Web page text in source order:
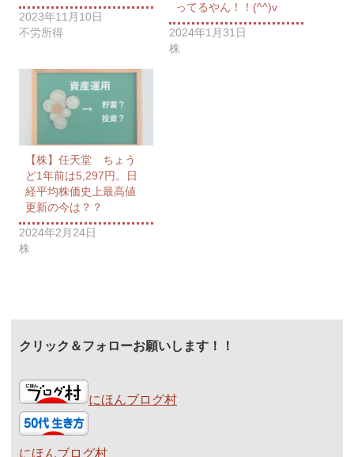
2023年11月10日
不労所得
ってるやん！！(^^)v
2024年1月31日
株
【株】任天堂 ちょう
ど1年前は5,297円。日
経平均株価史上最高値
更新の今は？？
2024年2月24日
株
クリック＆フォローお願いします！！
にほんブログ村
にほんブログ村